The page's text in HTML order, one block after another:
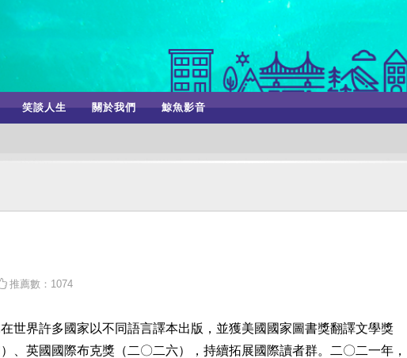
笑談人生 關於我們 鯨魚影音
推薦數：1074
世界許多國家以不同語言譯本出版，並獲美國國家圖書獎翻譯文學獎
、英國國際布克獎（二〇二六），持續拓展國際讀者群。二〇二一年，